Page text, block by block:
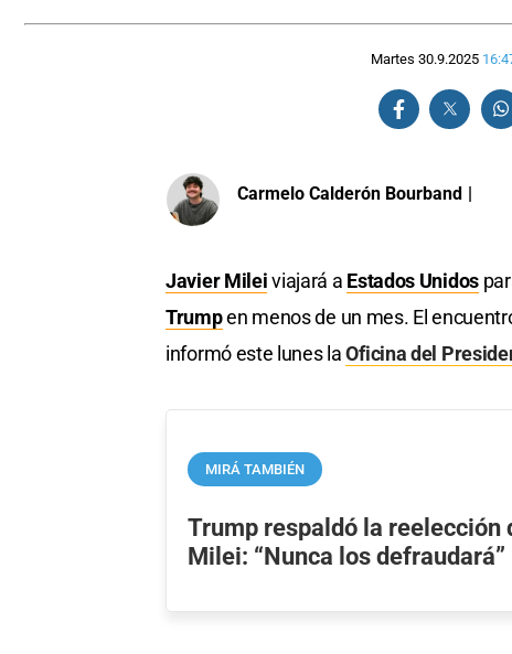
Martes 30.9.2025
Carmelo Calderón Bourband |
Javier Mileiviajará a Estados Unidos
Trumpen menos de un mes. El
informó este lunes laOficina del
MIRÁ TAMBIÉN
Trump respaldó la reelección
Milei: “Nunca los defraudará”